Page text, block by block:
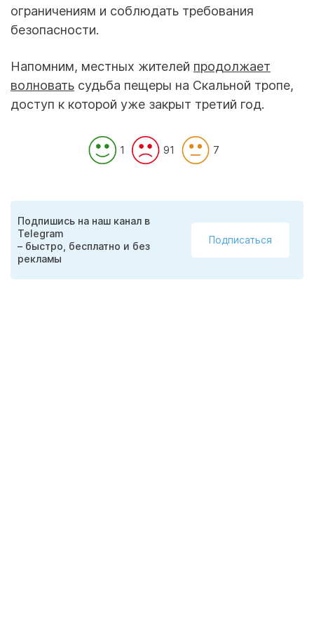
ограничениям и соблюдать требования
безопасности.
Напомним, местных жителей продолжает
волновать судьба пещеры на Скальной тропе,
доступ к которой уже закрыт третий год.
1 91 7
Подпишись на наш канал в
Telegram
– быстро, бесплатно и без
рекламы
Подписаться